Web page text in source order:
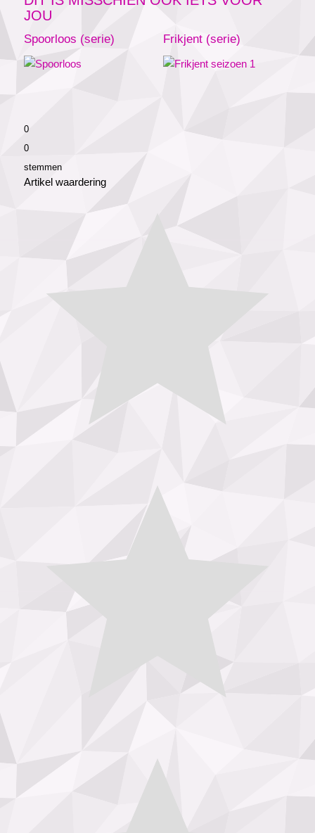
JOU
Spoorloos (serie) Frikjent (serie)
0
0
stemmen
Artikel waardering